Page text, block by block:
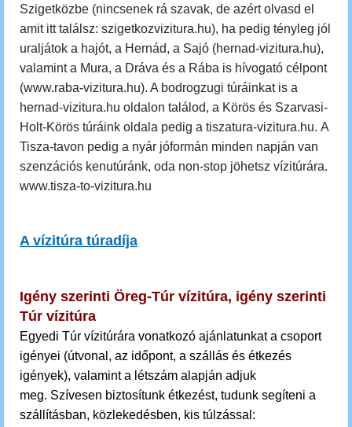
Szigetközbe (nincsenek rá szavak, de azért olvasd el
amit itt találsz: szigetkozvizitura.hu), ha pedig tényleg jól
uraljátok a hajót, a Hernád, a Sajó (hernad-vizitura.hu),
valamint a Mura, a Dráva és a Rába is hívogató célpont
(www.raba-vizitura.hu). A bodrogzugi túráinkat is a
hernad-vizitura.hu oldalon találod, a Körös és Szarvasi-
Holt-Körös túráink oldala pedig a tiszatura-vizitura.hu. A
Tisza-tavon pedig a nyár jóformán minden napján van
szenzációs kenutúránk, oda non-stop jöhetsz vízitúrára.
www.tisza-to-vizitura.hu
A vízitúra túradíja
Igény szerinti Öreg-Túr vízitúra, igény szerinti
Túr vízitúra
Egyedi Túr vízitúrára vonatkozó ajánlatunkat a csoport
igényei (útvonal, az időpont, a szállás és étkezés
igények), valamint a létszám alapján adjuk
meg. Szívesen biztosítunk étkezést, tudunk segíteni a
szállításban, közlekedésben, kis túlzással: